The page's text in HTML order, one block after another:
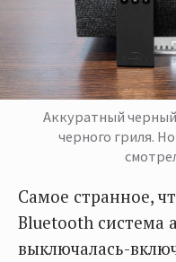
Аккуратный
черного гриля.
Самое странное,
Bluetooth система
выключалась-